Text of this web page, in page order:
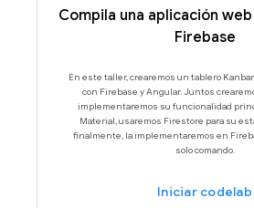
Compila una aplicación
Firebase
En este taller, crearemos un tablero
con Firebase y Angular. Juntos
implementaremos su funcionalidad
Material, usaremos Firestore para su
finalmente, la implementaremos en
solo comando.
Iniciar codelab